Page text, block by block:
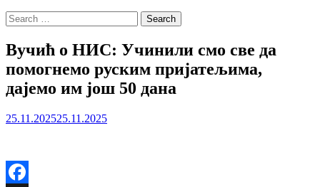
Search
for:
Вучић о НИС: Учинили смо све да
помогнемо руским пријатељима,
дајемо им још 50 дана
25.11.202525.11.2025